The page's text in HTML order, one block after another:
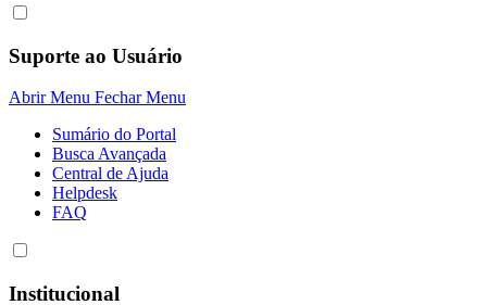
Suporte ao Usuário
Abrir Menu Fechar Menu
Sumário do Portal
Busca Avançada
Central de Ajuda
Helpdesk
FAQ
Institucional